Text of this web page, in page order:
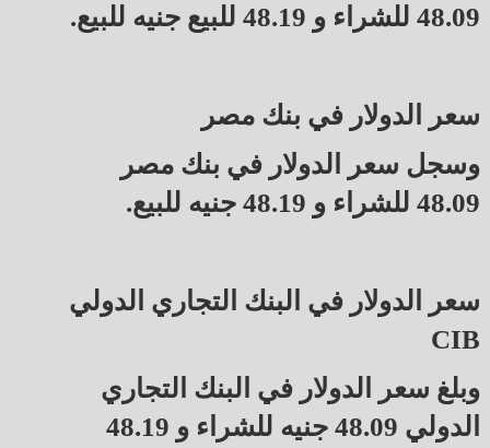
48.09 للشراء و 48.19 للبيع جنيه للبيع.
سعر الدولار في بنك مصر
وسجل سعر الدولار في بنك مصر
48.09 للشراء و 48.19 جنيه للبيع.
سعر الدولار في البنك التجاري الدولي
CIB
وبلغ سعر الدولار في البنك التجاري
الدولي 48.09 جنيه للشراء و 48.19